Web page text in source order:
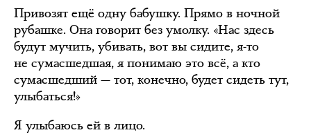
Привозят ещё одну бабушку. Прямо в ночной
рубашке. Она говорит без умолку. «Нас здесь
будут мучить, убивать, вот вы сидите, я-то
не сумасшедшая, я понимаю это всё, а кто
сумасшедший — тот, конечно, будет сидеть тут,
улыбаться!»
Я улыбаюсь ей в лицо.